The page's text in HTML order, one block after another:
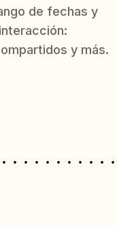
de fechas y
y más.